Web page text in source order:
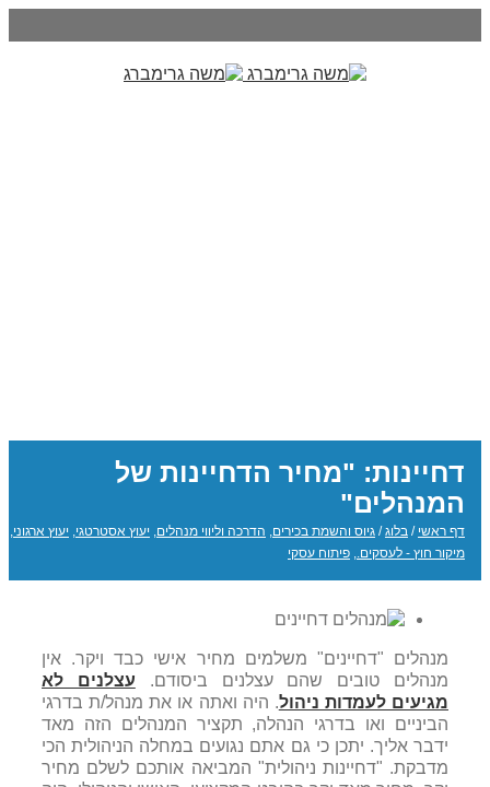
דחיינות: "מחיר הדחיינות של
המנהלים"
דף ראשי / בלוג / גיוס והשמת בכירים, הדרכה וליווי מנהלים, יעוץ אסטרטגי, יעוץ ארגוני,
מיקור חוץ - לעסקים., פיתוח עסקי
מנהלים "דחיינים" משלמים מחיר אישי כבד ויקר. אין
מנהלים טובים שהם עצלנים ביסודם. עצלנים לא
מגיעים לעמדות ניהול. היה ואתה או את מנהל/ת בדרגי
הביניים ואו בדרגי הנהלה, תקציר המנהלים הזה מאד
ידבר אליך. יתכן כי גם אתם נגועים במחלה הניהולית הכי
מדבקת. "דחיינות ניהולית" המביאה אותכם לשלם מחיר